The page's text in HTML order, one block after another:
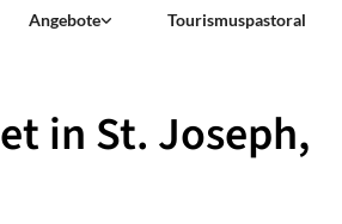
Angebote Tourismuspastoral
in St. Joseph,